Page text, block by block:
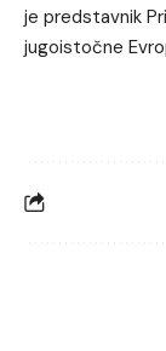
je predstavnik
jugoistočne